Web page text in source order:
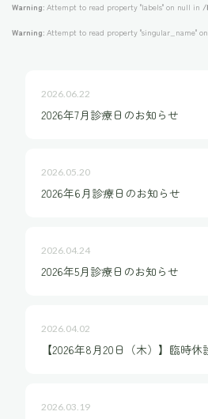
Warning: Attempt to read property "labels" on null in /
Warning: Attempt to read property "singular_name"
2026.06.22
2026年7月診療日のお知らせ
2026.05.20
2026年6月診療日のお知らせ
2026.04.24
2026年5月診療日のお知らせ
2026.04.02
【2026年8月20日（木）】臨時
2026.03.19
FAQ
18歳未満の方